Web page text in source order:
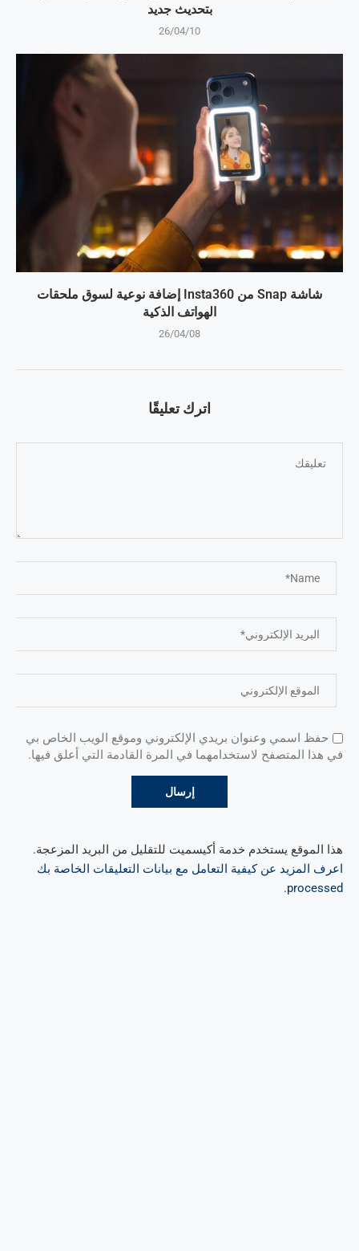
بتحديث جديد
26/04/10
شاشة Snap من Insta360 إضافة نوعية لسوق ملحقات
الهواتف الذكية
26/04/08
اترك تعليقًا
حفظ اسمي وعنوان بريدي الإلكتروني وموقع الويب الخاص بي
في هذا المتصفح لاستخدامهما في المرة القادمة التي أعلق فيها.
هذا الموقع يستخدم خدمة أكيسميت للتقليل من البريد المزعجة.
اعرف المزيد عن كيفية التعامل مع بيانات التعليقات الخاصة بك
processed
.